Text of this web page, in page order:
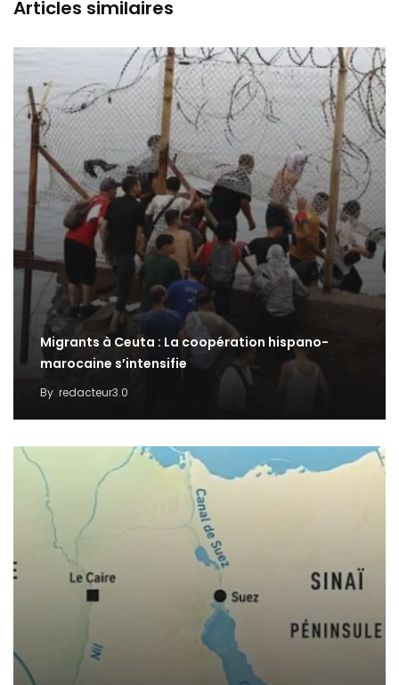
Articles similaires
Migrants à Ceuta : La coopération hispano-
marocaine s’intensifie
By redacteur3.0